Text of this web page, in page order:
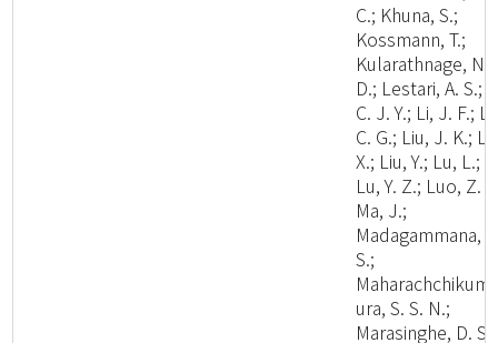
C.; Khuna, S.;
Kossmann, T.;
Kularathnage, N.
D.; Lestari, A. S.;
C. J. Y.; Li, J. F.;
C. G.; Liu, J. K.;
X.; Liu, Y.; Lu, L.;
Lu, Y. Z.; Luo, Z.
Ma, J.;
Madagammana,
S.;
ura, S. S. N.;
Marasinghe, D. S.;